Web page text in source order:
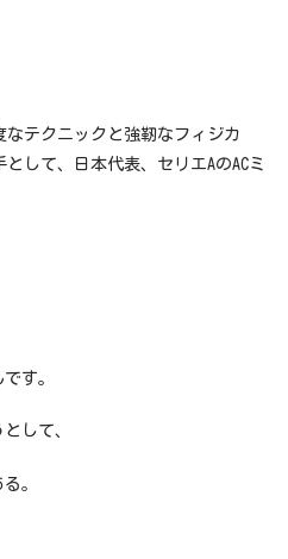
なテクニックと強靭なフィジカ
して、日本代表、セリエAのACミ
す。
して、
。